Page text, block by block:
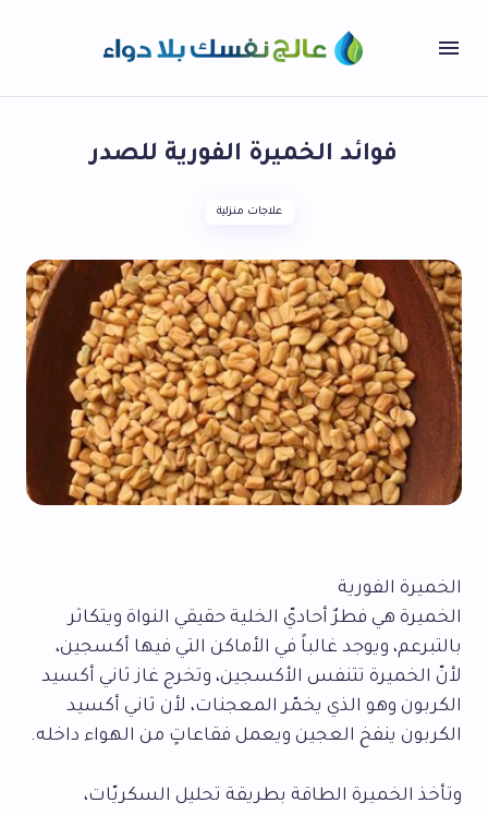
فوائد الخميرة الفورية للصدر
علاجات منزلية
الخميرة الفورية
الخميرة هي فطرٌ أحاديّ الخلية حقيقي النواة ويتكاثر
بالتبرعم، ويوجد غالباً في الأماكن التي فيها أكسجين،
لأنّ الخميرة تتنفس الأكسجين، وتخرج غاز ثاني أكسيد
الكربون وهو الذي يخمّر المعجنات، لأن ثاني أكسيد
الكربون ينفخ العجين ويعمل فقاعاتٍ من الهواء داخله.
وتأخذ الخميرة الطاقة بطريقة تحليل السكريّات،